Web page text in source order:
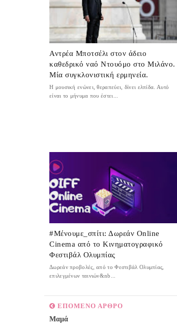
Αντρέα Μποτσέλι στον άδειο
καθεδρικό ναό Ντουόμο στο Μιλάνο.
Μία συγκλονιστική ερμηνεία.
H μουσική ενώνει, θεραπεύει, δίνει ελπίδα. Αυτό
είναι το μήνυμα που έστει...
#Μένουμε_σπίτι: Δωρεάν Online
Cinema από το Κινηματογραφικό
Φεστιβάλ Ολυμπίας
Δωρεάν προβολές, από το Φεστιβάλ Ολυμπίας,
επιλεγμένων ταινιών&nb...
ΕΠΟΜΕΝΟ ΑΡΘΡΟ
Μαμά